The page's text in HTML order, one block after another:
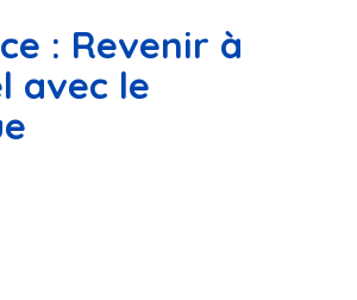
: Revenir à
avec le